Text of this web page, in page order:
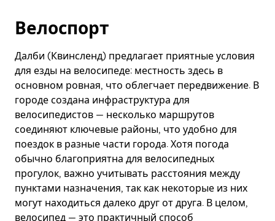
Велоспорт
Далби (Квинсленд) предлагает приятные условия
для езды на велосипеде: местность здесь в
основном ровная, что облегчает передвижение. В
городе создана инфраструктура для
велосипедистов — несколько маршрутов
соединяют ключевые районы, что удобно для
поездок в разные части города. Хотя погода
обычно благоприятна для велосипедных
прогулок, важно учитывать расстояния между
пунктами назначения, так как некоторые из них
могут находиться далеко друг от друга. В целом,
велосипед — это практичный способ